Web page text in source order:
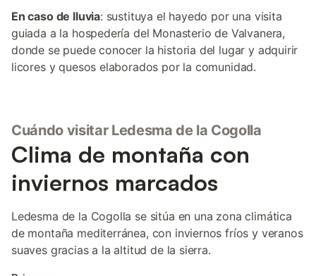
En caso de lluvia: sustituya el hayedo por una visita
guiada a la hospedería del Monasterio de Valvanera,
donde se puede conocer la historia del lugar y adquirir
licores y quesos elaborados por la comunidad.
Cuándo visitar Ledesma de la Cogolla
Clima de montaña con
inviernos marcados
Ledesma de la Cogolla se sitúa en una zona climática
de montaña mediterránea, con inviernos fríos y veranos
suaves gracias a la altitud de la sierra.